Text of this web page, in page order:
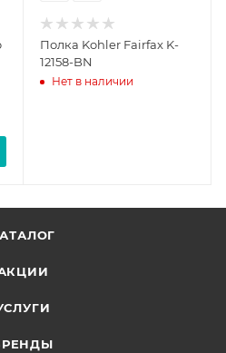
Полка Kohler Fairfax K-
12158-BN
Нет в наличии